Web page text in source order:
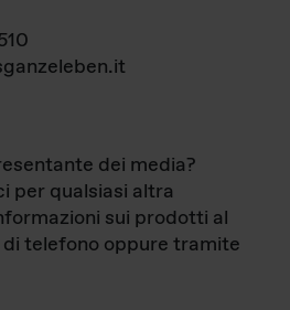
dei media?
per qualsiasi altra
sui prodotti al
telefono oppure tramite